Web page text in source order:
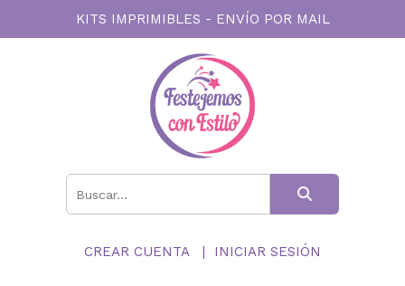
KITS IMPRIMIBLES - ENVÍO POR MAIL
CREAR CUENTA INICIAR SESIÓN